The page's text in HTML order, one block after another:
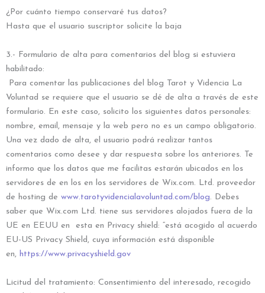
¿Por cuánto tiempo conservaré tus datos?
Hasta que el usuario suscriptor solicite la baja
3.- Formulario de alta para comentarios del blog si estuviera
habilitado:
Para comentar las publicaciones del blog Tarot y Videncia La
Voluntad se requiere que el usuario se dé de alta a través de este
formulario. En este caso, solicito los siguientes datos personales:
nombre, email, mensaje y la web pero no es un campo obligatorio.
Una vez dado de alta, el usuario podrá realizar tantos
comentarios como desee y dar respuesta sobre los anteriores. Te
informo que los datos que me facilitas estarán ubicados en los
servidores de en los en los servidores de Wix.com. Ltd. proveedor
de hosting de www.tarotyvidencialavoluntad.com/blog. Debes
saber que Wix.com Ltd. tiene sus servidores alojados fuera de la
UE en EEUU en esta en Privacy shield: “está acogido al acuerdo
EU-US Privacy Shield, cuya información está disponible
en, https://www.privacyshield.gov
Licitud del tratamiento: Consentimiento del interesado, recogido